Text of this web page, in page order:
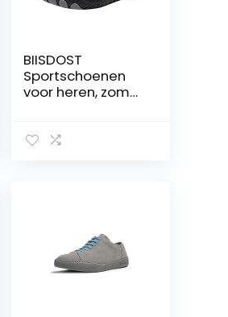
BIISDOST
Sportschoenen
voor heren, zomer,
waadschoenen,
herenschoenen